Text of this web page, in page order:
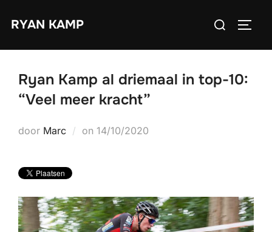
naarRYAN KAMP
Zoek
Ryan Kamp al driemaal in top-10:
“Veel meer kracht”
door Marc on Geplaatst
14/10/2020